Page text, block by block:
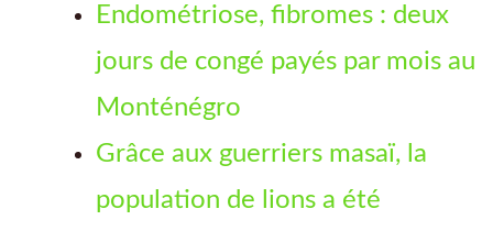
Endométriose, fibromes : deux
jours de congé payés par mois au
Monténégro
Grâce aux guerriers masaï, la
population de lions a été